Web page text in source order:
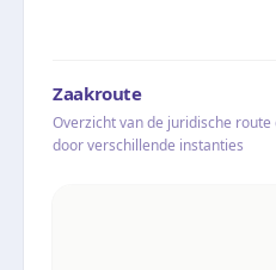
Zaakroute
Overzicht van de juridische
door verschillende instanties